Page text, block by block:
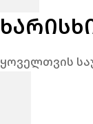
ყოველთვის